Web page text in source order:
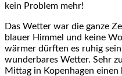
kein Problem mehr!
Das Wetter war die ganze
blauer Himmel und keine
wärmer dürften es ruhig
wunderbares Wetter. Sehr
Mittag in Kopenhagen